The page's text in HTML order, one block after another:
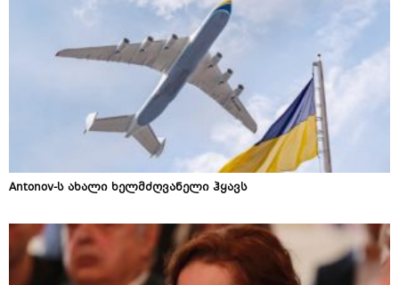
Antonov-ს ახალი ხელმძღვანელი ჰყავს